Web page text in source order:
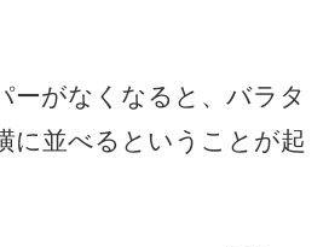
ーがなくなると、バラタ
に並べるということが起